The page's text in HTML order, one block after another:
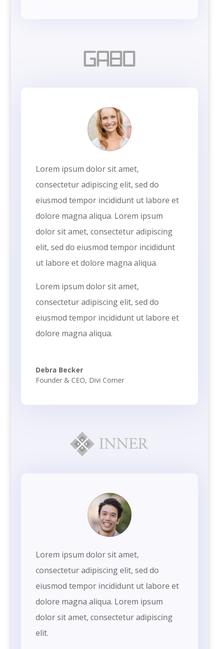
Lorem ipsum dolor sit amet,
consectetur adipiscing elit, sed do
eiusmod tempor incididunt ut labore et
dolore magna aliqua. Lorem ipsum
dolor sit amet, consectetur adipiscing
elit, sed do eiusmod tempor incididunt
ut labore et dolore magna aliqua.
Lorem ipsum dolor sit amet,
consectetur adipiscing elit, sed do
eiusmod tempor incididunt ut labore et
dolore magna aliqua.
Debra Becker
Founder & CEO, Divi Corner
Lorem ipsum dolor sit amet,
consectetur adipiscing elit, sed do
eiusmod tempor incididunt ut labore et
dolore magna aliqua. Lorem ipsum
dolor sit amet, consectetur adipiscing
elit.